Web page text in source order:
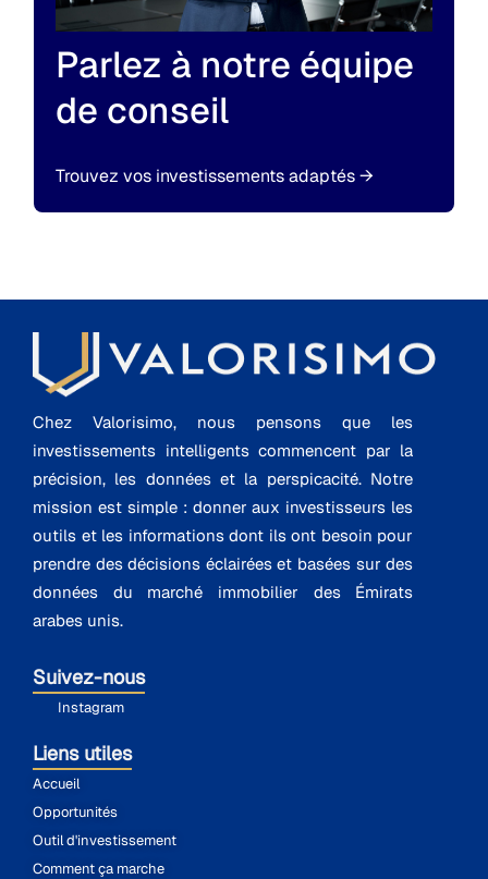
Parlez à notre équipe
de conseil
Trouvez vos investissements adaptés→
Chez Valorisimo, nous pensons que les
investissements intelligents commencent par la
précision, les données et la perspicacité. Notre
mission est simple : donner aux investisseurs les
outils et les informations dont ils ont besoin pour
prendre des décisions éclairées et basées sur des
données du marché immobilier des Émirats
arabes unis.
Suivez-nous
Instagram
Liens utiles
Accueil
Opportunités
Outil d'investissement
Comment ça marche